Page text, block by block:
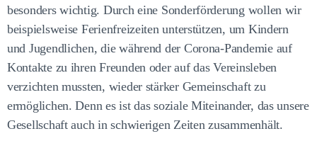
besonders wichtig. Durch eine Sonderförderung wollen wir
beispielsweise Ferienfreizeiten unterstützen, um Kindern
und Jugendlichen, die während der Corona-Pandemie auf
Kontakte zu ihren Freunden oder auf das Vereinsleben
verzichten mussten, wieder stärker Gemeinschaft zu
ermöglichen. Denn es ist das soziale Miteinander, das unsere
Gesellschaft auch in schwierigen Zeiten zusammenhält.